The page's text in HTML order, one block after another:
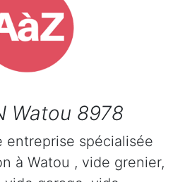
Watou 8978
entreprise spécialisée
à Watou , vide grenier,